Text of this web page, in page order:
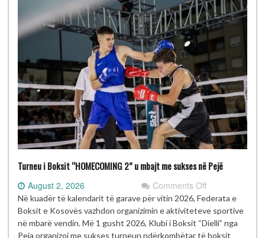
Turneu i Boksit “HOMECOMING 2” u mbajt me sukses në Pejë
August 2, 2026 Comments Offon
Turneu
i
Boksit
Në kuadër të kalendarit të garave për vitin 2026, Federata e
Boksit e Kosovës vazhdon organizimin e aktiviteteve sportive
në mbarë vendin. Më 1 gusht 2026, Klubi i Boksit “Dielli” nga
Peja organizoi me sukses turneun ndërkombëtar të boksit